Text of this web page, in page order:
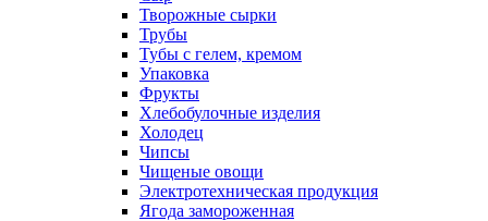
Творожные сырки
Трубы
Тубы с гелем, кремом
Упаковка
Фрукты
Хлебобулочные изделия
Холодец
Чипсы
Чищеные овощи
Электротехническая продукция
Ягода замороженная